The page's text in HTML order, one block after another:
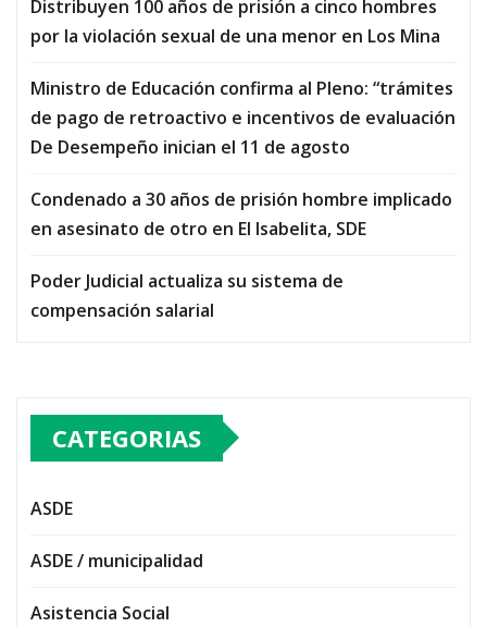
Distribuyen 100 años de prisión a cinco hombres
por la violación sexual de una menor en Los Mina
Ministro de Educación confirma al Pleno: “trámites
de pago de retroactivo e incentivos de evaluación
De Desempeño inician el 11 de agosto
Condenado a 30 años de prisión hombre implicado
en asesinato de otro en El Isabelita, SDE
Poder Judicial actualiza su sistema de
compensación salarial
CATEGORIAS
ASDE
ASDE / municipalidad
Asistencia Social